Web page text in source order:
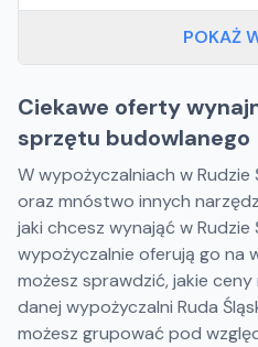
POKAŻ
Ciekawe oferty
sprzętu budowlanego
W wypożyczalniach w
oraz mnóstwo innych
jaki chcesz wynająć w Rudzie
wypożyczalnie oferują go na
możesz sprawdzić, jakie
danej wypożyczalni Ruda
możesz grupować pod